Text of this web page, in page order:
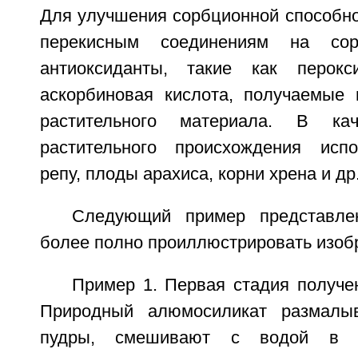
Для улучшения сорбционной
перекисным соединениям на
антиоксиданты, такие как
аскорбиновая кислота,
растительного материала. В
растительного происхождения
репу, плоды арахиса, корни хрена и
Следующий пример
более полно проиллюстрировать
Пример 1. Первая стадия
Природный алюмосиликат
пудры, смешивают с водой в